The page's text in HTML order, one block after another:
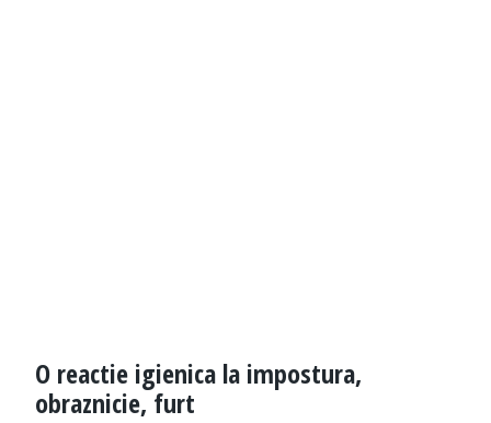
O reactie igienica la impostura,
obraznicie, furt